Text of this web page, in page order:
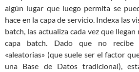
algún lugar que luego permita se
hace en la capa de servicio. Indexa las
batch, las actualiza cada vez que
capa batch. Dado que no recibe
«aleatorias» (que suele ser el factor
una Base de Datos tradicional),